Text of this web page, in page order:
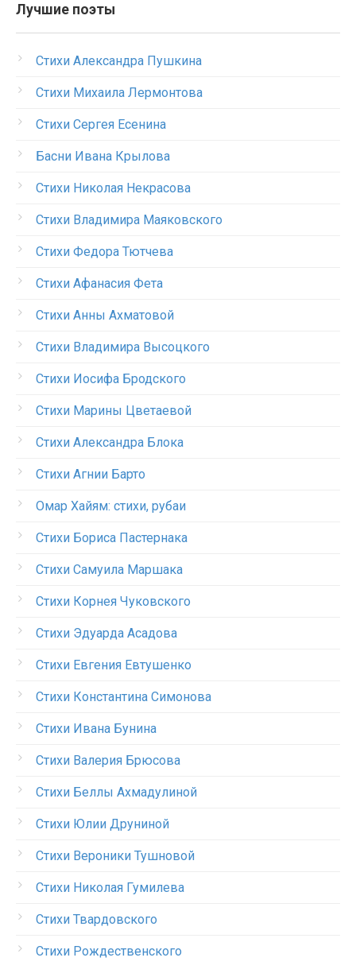
Лучшие поэты
Стихи Александра Пушкина
Стихи Михаила Лермонтова
Стихи Сергея Есенина
Басни Ивана Крылова
Стихи Николая Некрасова
Стихи Владимира Маяковского
Стихи Федора Тютчева
Стихи Афанасия Фета
Стихи Анны Ахматовой
Стихи Владимира Высоцкого
Стихи Иосифа Бродского
Стихи Марины Цветаевой
Стихи Александра Блока
Стихи Агнии Барто
Омар Хайям: стихи, рубаи
Стихи Бориса Пастернака
Стихи Самуила Маршака
Стихи Корнея Чуковского
Стихи Эдуарда Асадова
Стихи Евгения Евтушенко
Стихи Константина Симонова
Стихи Ивана Бунина
Стихи Валерия Брюсова
Стихи Беллы Ахмадулиной
Стихи Юлии Друниной
Стихи Вероники Тушновой
Стихи Николая Гумилева
Стихи Твардовского
Стихи Рождественского